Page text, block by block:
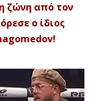
ζώνη από τον
ο ίδιος